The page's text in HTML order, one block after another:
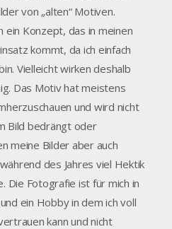
von „alten“ Motiven.
ein Konzept, das in meinen
kommt, da ich einfach
Vielleicht wirken deshalb
Das Motiv hat meistens
und wird nicht
Bild bedrängt oder
meine Bilder aber auch
des Jahres viel Hektik
Die Fotografie ist für mich in
ein Hobby in dem ich voll
kann und nicht